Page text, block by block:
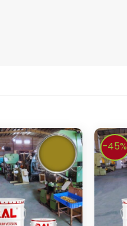
-45%